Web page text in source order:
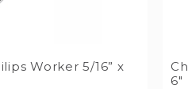
Worker 5/16” x
6"